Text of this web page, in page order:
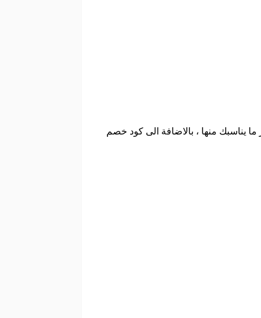
يناسبك منها ، بالاضافة الى كود خصم